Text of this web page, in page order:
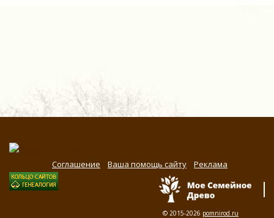
Соглашение Ваша помощь сайту Реклама
© 2015-2026 pomnirod.ru